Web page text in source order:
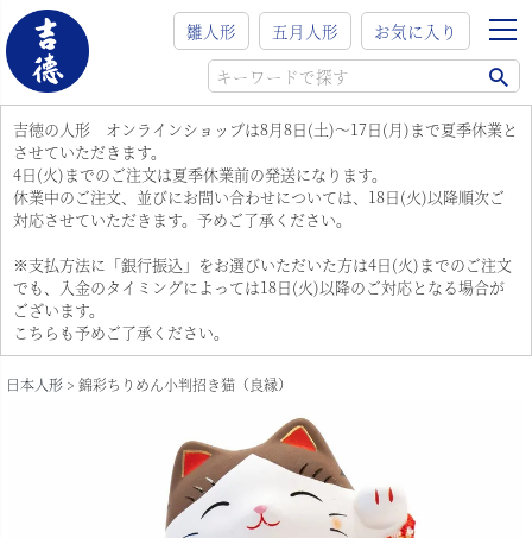
雛人形 五月人形 お気に入り
吉徳の人形 オンラインショップは8月8日(土)～17日(月)まで夏季休業と
させていただきます。
4日(火)までのご注文は夏季休業前の発送になります。
休業中のご注文、並びにお問い合わせについては、18日(火)以降順次ご
対応させていただきます。予めご了承ください。
※支払方法に「銀行振込」をお選びいただいた方は4日(火)までのご注文
でも、入金のタイミングによっては18日(火)以降のご対応となる場合が
ございます。
こちらも予めご了承ください。
日本人形 錦彩ちりめん小判招き猫（良縁）